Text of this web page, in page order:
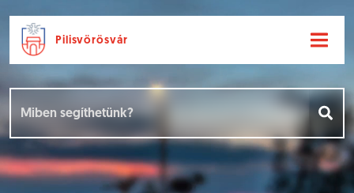
Ugrás a fő tartalomhoz
Pilisvörösvár
Események []